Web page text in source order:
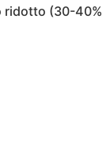
ridotto (30-40%